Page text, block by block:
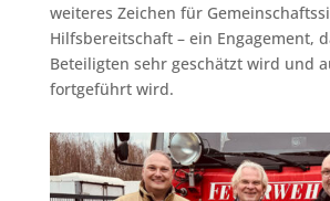
weiteres Zeichen für
Hilfsbereitschaft – ein Engagement,
Beteiligten sehr geschätzt wird und
fortgeführt wird.